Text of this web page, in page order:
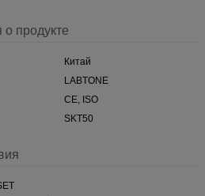
продукте
Китай
LABTONE
CE, ISO
SKT50